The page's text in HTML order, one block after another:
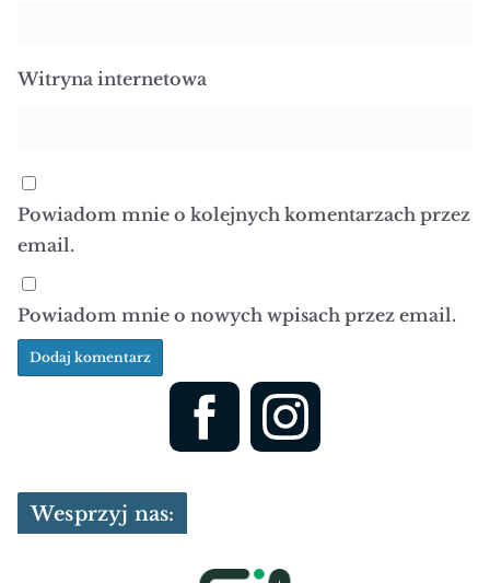
Witryna internetowa
Powiadom mnie o kolejnych komentarzach przez
email.
Powiadom mnie o nowych wpisach przez email.
Wesprzyj nas: